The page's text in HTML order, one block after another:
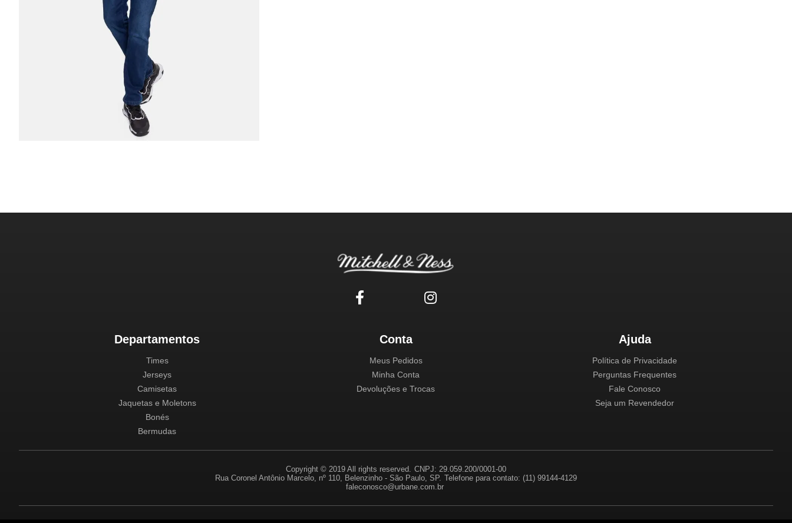
Departamentos
Times
Jerseys
Camisetas
Jaquetas e Moletons
Bonés
Bermudas
Conta
Meus Pedidos
Minha Conta
Devoluções e Trocas
Ajuda
Política de Privacidade
Perguntas Frequentes
Fale Conosco
Seja um Revendedor
Copyright © 2019 All rights reserved. CNPJ: 29.059.200/0001-00
Rua Coronel Antônio Marcelo, nº 110, Belenzinho - São Paulo, SP. Telefone para contato: (11) 99144-4129
faleconosco@urbane.com.br